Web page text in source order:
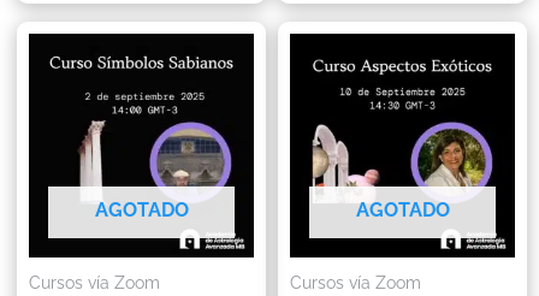
AGOTADO
Cursos vía Zoom
AGOTADO
Cursos vía Zoom